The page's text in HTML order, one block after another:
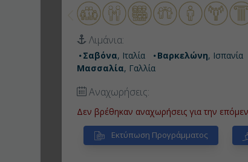
Λιμάνια:
Σαβόνα, Ιταλία Βαρκελώνη, Ισπανία
Μασσαλία, Γαλλία
Αναχωρήσεις:
Δεν βρέθηκαν αναχωρήσεις για την
Εκτύπωση Προγράμματος